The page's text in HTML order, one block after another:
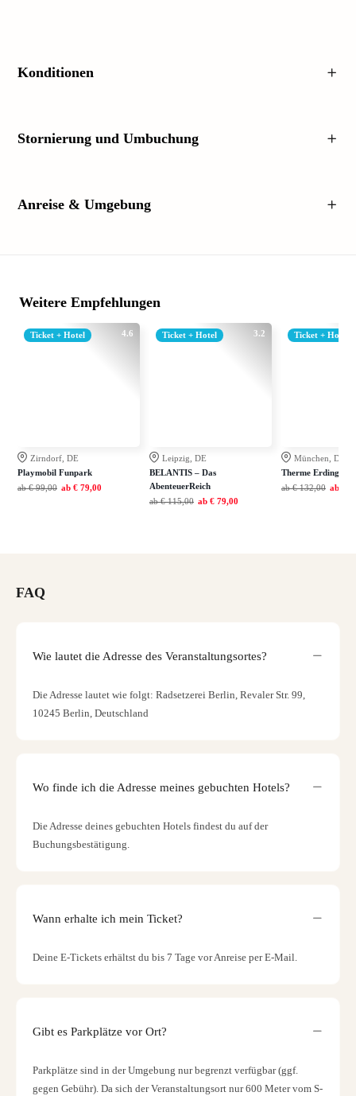
Konditionen
Stornierung und Umbuchung
Anreise & Umgebung
Weitere Empfehlungen
4.6
Ticket + Hotel
Zirndorf, DE
Playmobil Funpark
ab € 99,00 ab € 79,00
3.2
Ticket + Hotel
Leipzig, DE
BELANTIS – Das
AbenteuerReich
ab € 115,00 ab € 79,00
Ticket + Hotel
München, DE
Therme Erding
ab € 132,00 ab
FAQ
Wie lautet die Adresse des Veranstaltungsortes?
Die Adresse lautet wie folgt: Radsetzerei Berlin, Revaler Str. 99,
10245 Berlin, Deutschland
Wo finde ich die Adresse meines gebuchten Hotels?
Die Adresse deines gebuchten Hotels findest du auf der
Buchungsbestätigung.
Wann erhalte ich mein Ticket?
Deine E-Tickets erhältst du bis 7 Tage vor Anreise per E-Mail.
Gibt es Parkplätze vor Ort?
Parkplätze sind in der Umgebung nur begrenzt verfügbar (ggf.
gegen Gebühr). Da sich der Veranstaltungsort nur 600 Meter vom S-